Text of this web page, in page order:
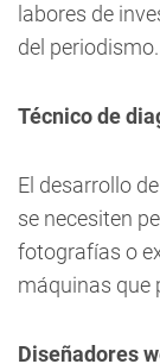
labores de
del periodismo.
Técnico de
El desarrollo
se necesiten
fotografías o
máquinas que
Diseñadores